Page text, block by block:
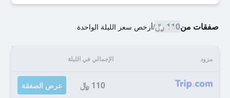
صفقات من110 ﷼ /أرخص سعر الليلة الواحدة
مزود الإجمالي في الليلة
110 ﷼ عرض الصفقة